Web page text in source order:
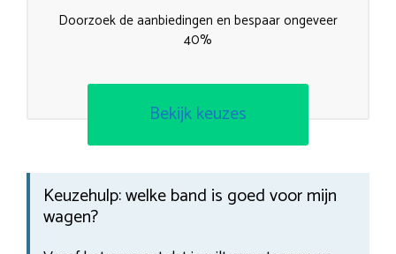
Doorzoek de aanbiedingen en bespaar ongeveer
40%
Bekijk keuzes
Keuzehulp: welke band is goed voor mijn
wagen?